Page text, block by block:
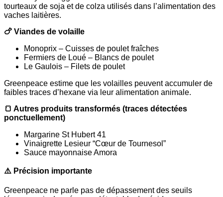
tourteaux de soja et de colza utilisés dans l’alimentation des
vaches laitières.
🍗 Viandes de volaille
Monoprix – Cuisses de poulet fraîches
Fermiers de Loué – Blancs de poulet
Le Gaulois – Filets de poulet
Greenpeace estime que les volailles peuvent accumuler de
faibles traces d’hexane via leur alimentation animale.
🍞 Autres produits transformés (traces détectées
ponctuellement)
Margarine St Hubert 41
Vinaigrette Lesieur “Cœur de Tournesol”
Sauce mayonnaise Amora
⚠️ Précision importante
Greenpeace ne parle pas de dépassement des seuils